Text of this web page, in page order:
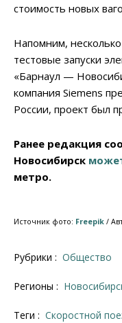
стоимость новых
Напомним,
тестовые запуски
«Барнаул —
компания Siemens
России, проект был
Ранее редакция
Новосибирск
метро.
Источник фото: Freepik /
Рубрики : Общество
Регионы :
Теги : Скоростной